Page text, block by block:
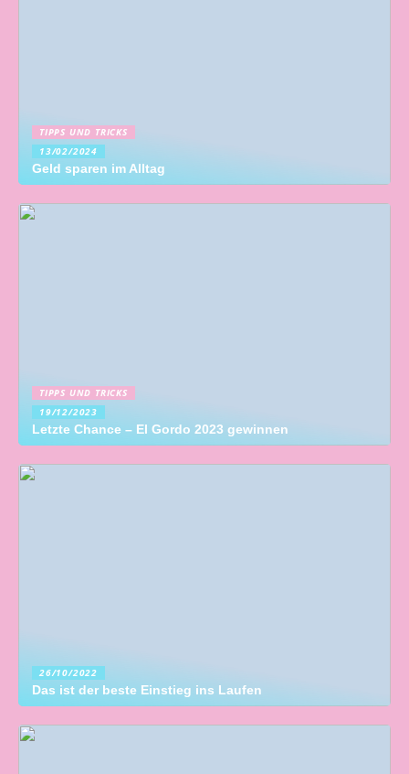
TIPPS UND TRICKS
13/02/2024
Geld sparen im Alltag
TIPPS UND TRICKS
19/12/2023
Letzte Chance – El Gordo 2023 gewinnen
26/10/2022
Das ist der beste Einstieg ins Laufen